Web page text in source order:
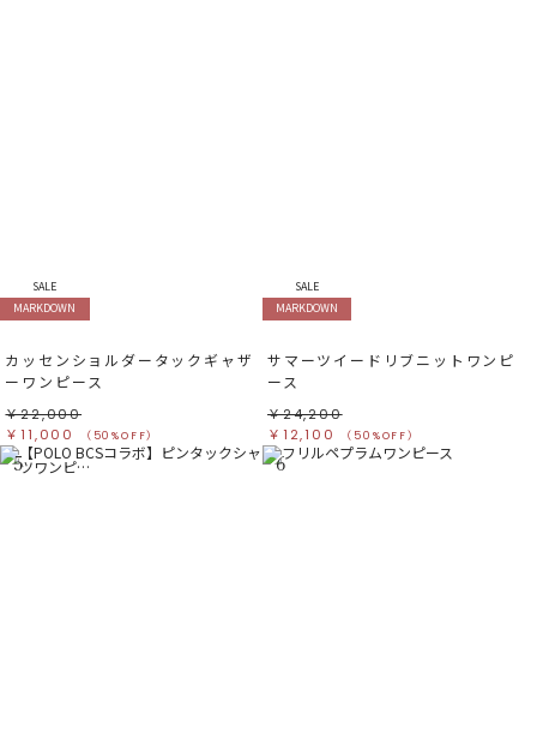
SALE
MARKDOWN
カッセンショルダータックギャザ
ーワンピース
￥22,000
￥11,000
（50%OFF）
SALE
MARKDOWN
サマーツイードリブニットワンピ
ース
￥24,200
￥12,100
（50%OFF）
5 6